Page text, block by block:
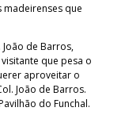
madeirenses que
João de Barros,
que pesa o
aproveitar o
João de Barros.
do Funchal.